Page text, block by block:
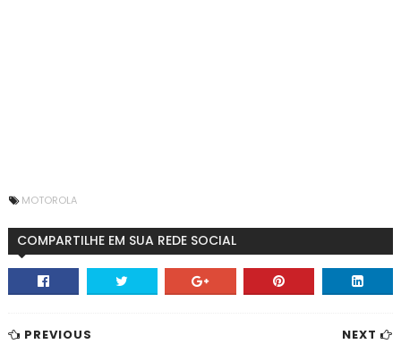
MOTOROLA
COMPARTILHE EM SUA REDE SOCIAL
NEXT
PREVIOUS